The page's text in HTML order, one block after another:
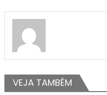
VEJA TAMBÉM